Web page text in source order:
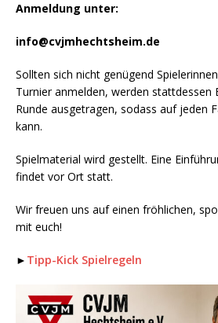
Anmeldung unter:
info@cvjmhechtsheim.de
Sollten sich nicht genügend
Turnier anmelden, werden stattdessen
Runde ausgetragen, sodass auf jeden
kann.
Spielmaterial wird gestellt. Eine
findet vor Ort statt.
Wir freuen uns auf einen fröhlichen,
mit euch!
► Tipp-Kick Spielregeln